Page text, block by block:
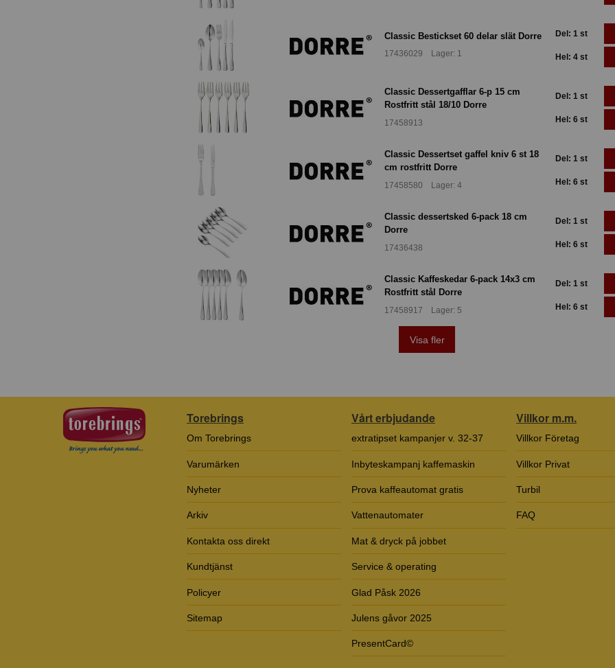
Classic Bestickset 60 delar slät Dorre
17436029 Lager: 1
Del: 1 st
Hel: 4 st
Classic Dessertgafflar 6-p 15 cm
Rostfritt stål 18/10 Dorre
17458913
Del: 1 st
Hel: 6 st
Classic Dessertset gaffel kniv 6 st 18
cm rostfritt Dorre
17458580 Lager: 4
Del: 1 st
Hel: 6 st
Classic dessertsked 6-pack 18 cm
Dorre
17436438
Del: 1 st
Hel: 6 st
Classic Kaffeskedar 6-pack 14x3 cm
Rostfritt stål Dorre
17458917 Lager: 5
Del: 1 st
Hel: 6 st
Visa fler
Torebrings
Om Torebrings
Varumärken
Nyheter
Arkiv
Kontakta oss direkt
Kundtjänst
Policyer
Sitemap
Vårt erbjudande
extratipset kampanjer v. 32-37
Inbyteskampanj kaffemaskin
Prova kaffeautomat gratis
Vattenautomater
Mat & dryck på jobbet
Service & operating
Glad Påsk 2026
Julens gåvor 2025
PresentCard©
Villkor m.m.
Villkor Företag
Villkor Privat
Turbil
FAQ